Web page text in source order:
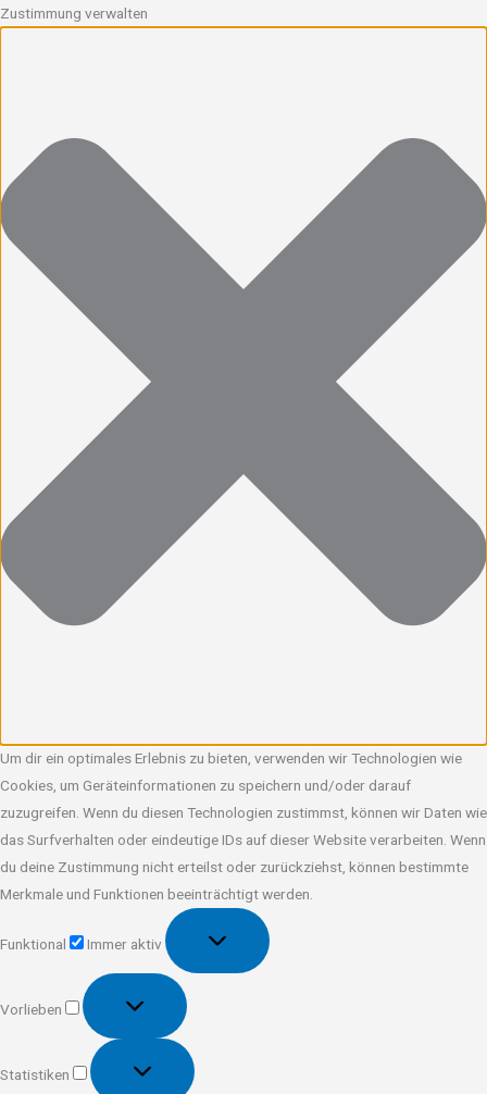
Zustimmung verwalten
Um dir ein optimales Erlebnis zu bieten, verwenden wir Technologien wie
Cookies, um Geräteinformationen zu speichern und/oder darauf
zuzugreifen. Wenn du diesen Technologien zustimmst, können wir Daten wie
das Surfverhalten oder eindeutige IDs auf dieser Website verarbeiten. Wenn
du deine Zustimmung nicht erteilst oder zurückziehst, können bestimmte
Merkmale und Funktionen beeinträchtigt werden.
Funktional
Immer aktiv
Vorlieben
Vorlieben
Statistiken
Statistiken